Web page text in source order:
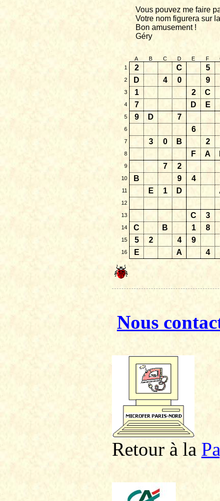
Vous pouvez me faire
Votre nom figurera sur
Bon amusement !
Géry
A B C D E F
1
2 C 5
2 D 4 0 9
3 1 2 C
4 7 D E
5 9 D 7
6 6
7 3 0 B 2
8 F A
9 7 2
10 B 9 4
11 E 1 D
12
13 C 3
14 C B 1 8
15 5 2 4 9
16 E A 4
Nous
Retour à la P